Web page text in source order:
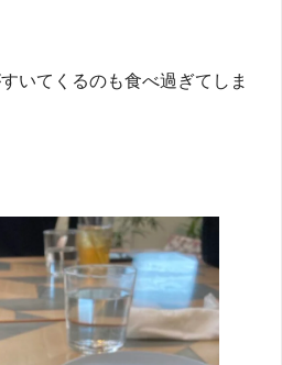
いてくるのも食べ過ぎてしま